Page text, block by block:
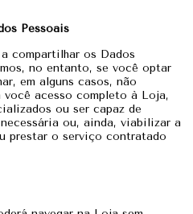
Pessoais
compartilhar os Dados
no entanto, se você optar
em alguns casos, não
você acesso completo à Loja,
ou ser capaz de
ou, ainda, viabilizar a
prestar o serviço contratado